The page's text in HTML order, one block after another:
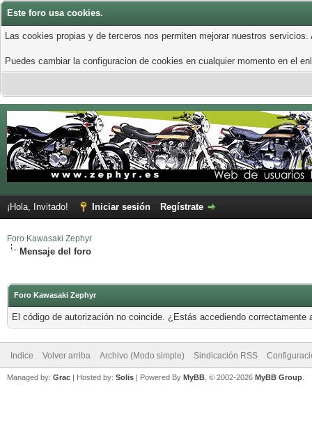
Este foro usa cookies.
Las cookies propias y de terceros nos permiten mejorar nuestros
Puedes cambiar la configuracion de cookies en cualquier momento en el
¡Hola, Invitado! Iniciar sesión Regístrate
Foro Kawasaki Zephyr
Mensaje del foro
Foro Kawasaki Zephyr
El código de autorización no coincide. ¿Estás accediendo
Indice Volver arriba Archivo (Modo simple) Sindicación RSS
Managed by: Grac | Hosted by: Solis | Powered By MyBB , © 2002-2026 MyBB Group